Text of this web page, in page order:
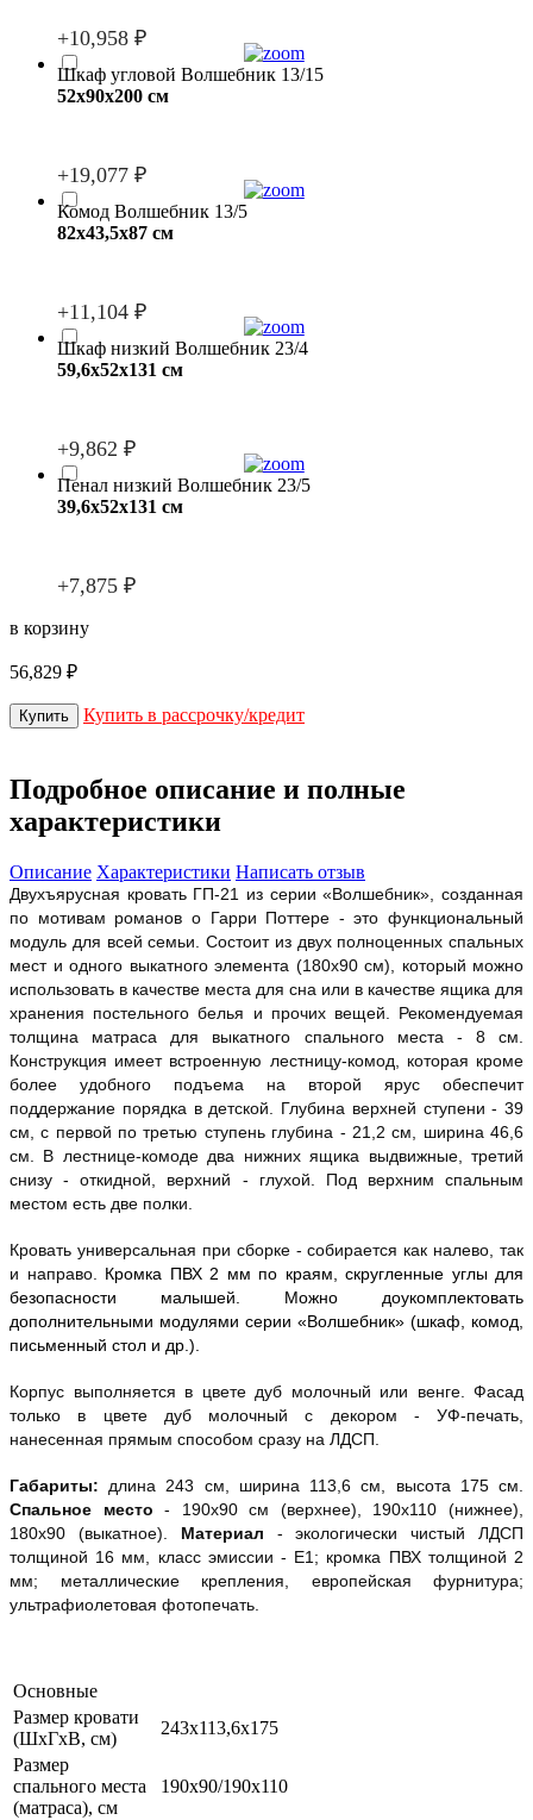
+10,958 ₽
Шкаф угловой Волшебник 13/15
52x90x200 см
+19,077 ₽
Комод Волшебник 13/5
82x43,5x87 см
+11,104 ₽
Шкаф низкий Волшебник 23/4
59,6x52x131 см
+9,862 ₽
Пенал низкий Волшебник 23/5
39,6x52x131 см
+7,875 ₽
в корзину
56,829 ₽
Купить в рассрочку/кредит
Подробное описание и полные
характеристики
Описание Характеристики Написать отзыв
Двухъярусная кровать ГП-21 из серии «Волшебник», созданная
по мотивам романов о Гарри Поттере - это функциональный
модуль для всей семьи. Состоит из двух полноценных спальных
мест и одного выкатного элемента (180х90 см), который можно
использовать в качестве места для сна или в качестве ящика для
хранения постельного белья и прочих вещей. Рекомендуемая
толщина матраса для выкатного спального места - 8 см.
Конструкция имеет встроенную лестницу-комод, которая кроме
более удобного подъема на второй ярус обеспечит
поддержание порядка в детской. Глубина верхней ступени - 39
см, с первой по третью ступень глубина - 21,2 см, ширина 46,6
см. В лестнице-комоде два нижних ящика выдвижные, третий
снизу - откидной, верхний - глухой. Под верхним спальным
местом есть две полки.
Кровать универсальная при сборке - собирается как налево, так
и направо. Кромка ПВХ 2 мм по краям, скругленные углы для
безопасности малышей. Можно доукомплектовать
дополнительными модулями серии «Волшебник» (шкаф, комод,
письменный стол и др.).
Корпус выполняется в цвете дуб молочный или венге. Фасад
только в цвете дуб молочный с декором - УФ-печать,
нанесенная прямым способом сразу на ЛДСП.
Габариты: длина 243 см, ширина 113,6 см, высота 175 см.
Спальное место - 190х90 см (верхнее), 190х110 (нижнее),
180х90 (выкатное). Материал - экологически чистый ЛДСП
толщиной 16 мм, класс эмиссии - Е1; кромка ПВХ толщиной 2
мм; металлические крепления, европейская фурнитура;
ультрафиолетовая фотопечать.
Основные
Размер кровати
(ШxГxВ, см)
243x113,6x175
Размер
спального места
(матраса), см
190x90/190x110